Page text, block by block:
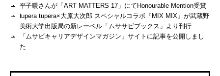
平子暖さんが「ART MATTERS 17」にてHonourable Mention受賞
tupera tupera×大原大次郎 スペシャルコラボ『MIX MIX』が武蔵野
美術大学出版局の新レーベル「ムササビブックス」より刊行
「ムサビキャリアデザインマガジン」サイトに記事を公開しまし
た